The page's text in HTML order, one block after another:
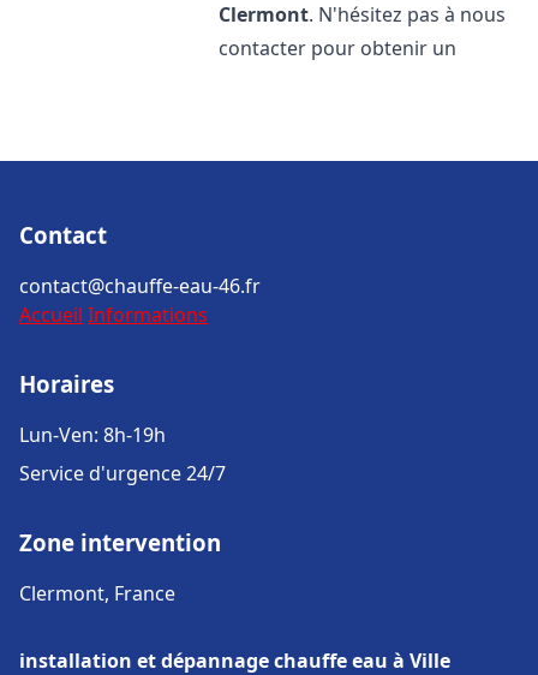
Clermont. N'hésitez pas à nous
contacter pour obtenir un
Contact
contact@chauffe-eau-46.fr
Accueil Informations
Horaires
Lun-Ven: 8h-19h
Service d'urgence 24/7
Zone intervention
Clermont, France
installation et dépannage chauffe eau à Ville